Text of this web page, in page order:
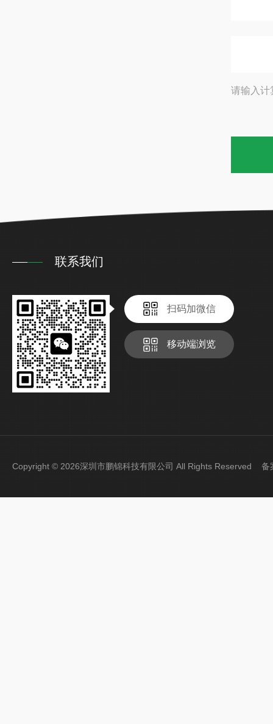
请输入计
联系我们
扫码加微信
移动端浏览
Copyright © 2026深圳市鹏锦科技有限公司 All Rights Reserved 备